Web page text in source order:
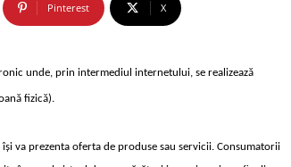
comunicate
Pinterest X
unde, prin intermediul internetului, se realizează
fizică).
va prezenta oferta de produse sau servicii. Consumatorii